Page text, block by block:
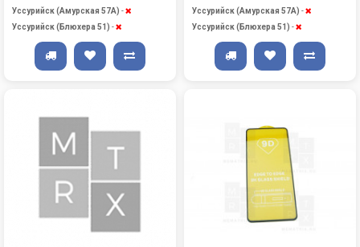
Уссурийск (Амурская 57А) -
Уссурийск (Блюхера 51) -
Уссурийск (Амурская 57А) -
Уссурийск (Блюхера 51) -